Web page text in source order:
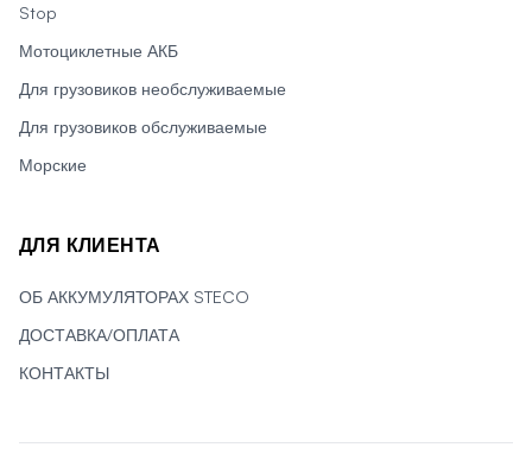
Stop
Мотоциклетные АКБ
Для грузовиков необслуживаемые
Для грузовиков обслуживаемые
Морские
ДЛЯ КЛИЕНТА
ОБ АККУМУЛЯТОРАХ STECO
ДОСТАВКА/ОПЛАТА
КОНТАКТЫ